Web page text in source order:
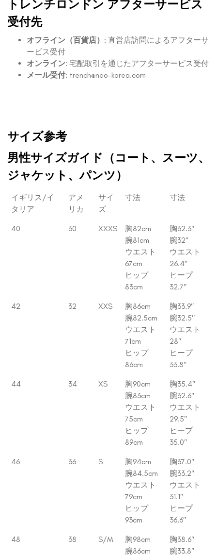
トレンチロンドン アフターサービス
受付先
オフライン（百貨店） : 直営店訪問によるアフターサ
ービス受付
オンライン: 宅配取引を通じたアフターサービス受付
メール受付: trench@neo-korea.com
サイズ参考
男性サイズガイド（コート、スーツ、
ジャケット、パンツ）
イギリス/イ
タリア
アメ
リカ
サイ
ズ
寸法 寸法
40 30 XXXS
胸82cm
腕81cm
ウエスト
67cm
ヒップ
83cm
胸32.3″
腕32″
ウエスト
26.4″
ヒープ
32.7″
42 32 XXS
胸86cm
腕82.5cm
ウエスト
71cm
ヒップ
86cm
胸33.9″
腕32.5″
ウエスト
28″
ヒープ
33.8″
44 34 XS
胸90cm
腕83cm
ウエスト
75cm
ヒップ
89cm
胸35.4″
腕32.6″
ウエスト
29.5″
ヒープ
35.0″
46 36 S
胸94cm
腕84.5cm
ウエスト
79cm
ヒップ
93cm
胸37.0″
腕33.2″
ウエスト
31.1″
ヒープ
36.6″
48 38 S/M
胸98cm
腕86cm
胸38.6″
腕33.8″